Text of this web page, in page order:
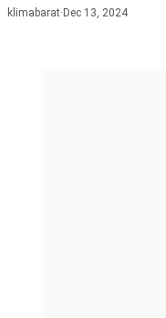
klimabarat· Dec 13, 2024